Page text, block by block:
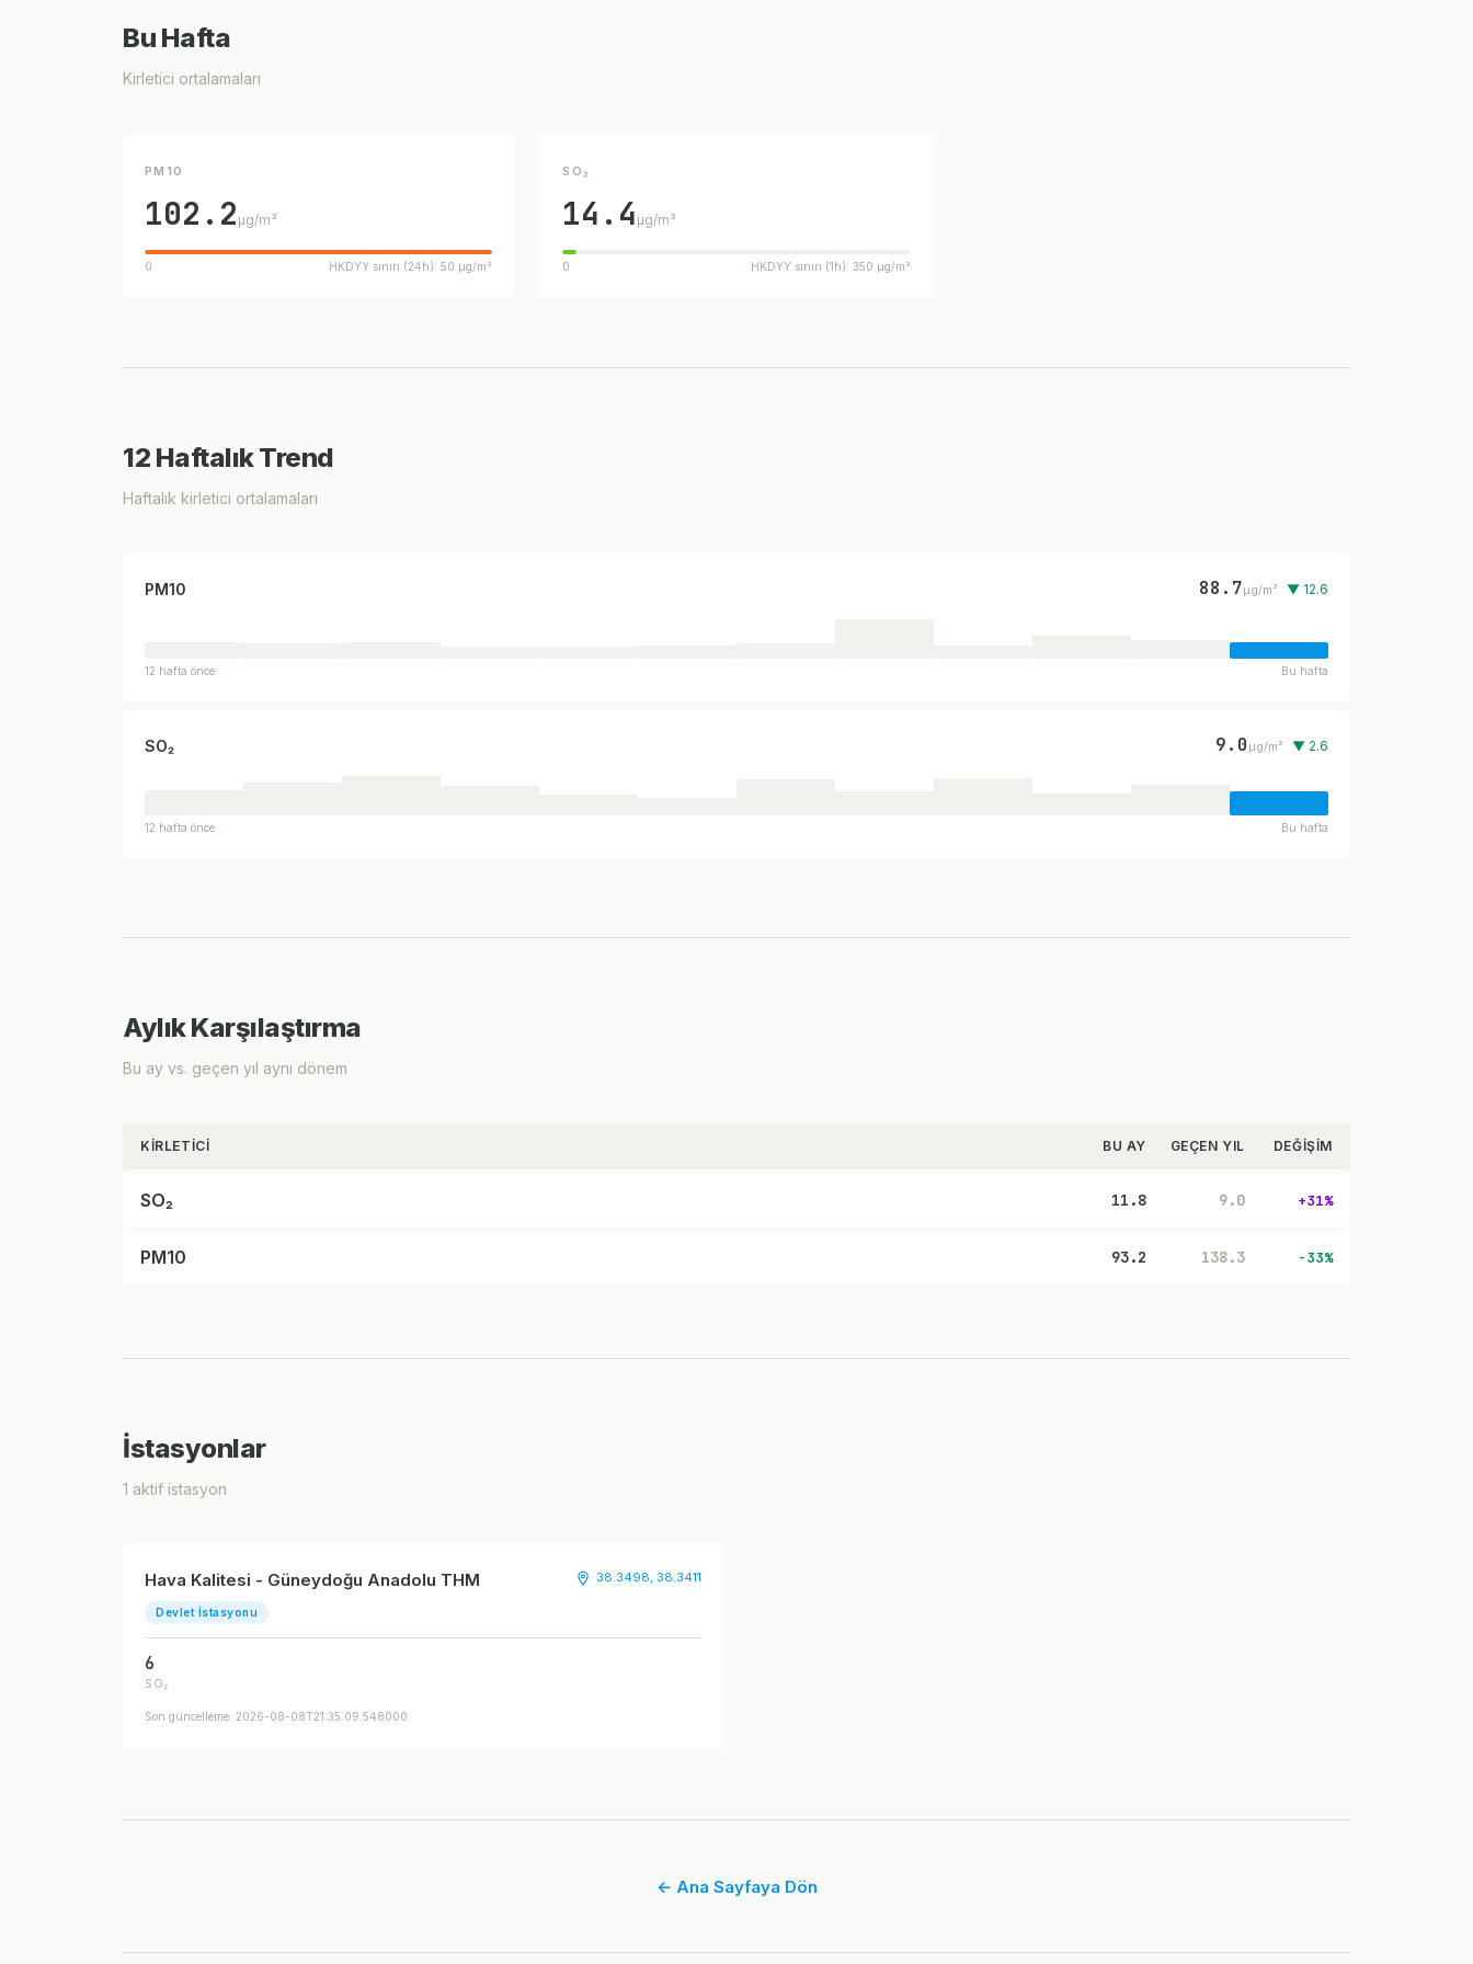
Bu Hafta
Kirletici ortalamaları
PM10
102.2 µg/m³
0 HKDYY sınırı (24h): 50 µg/m³
SO₂
14.4 µg/m³
0 HKDYY sınırı (1h): 350 µg/m³
12 Haftalık Trend
Haftalık kirletici ortalamaları
PM10 88.7µg/m³ ▼ 12.6
12 hafta önce Bu hafta
SO₂ 9.0 µg/m³ ▼ 2.6
12 hafta önce Bu hafta
Aylık Karşılaştırma
Bu ay vs. geçen yıl aynı dönem
KIRLETICI BU AY GEÇEN YIL DEĞIŞIM
SO₂ 11.8 9.0 +31%
PM10 93.2 138.3 -33%
İstasyonlar
1 aktif istasyon
Hava Kalitesi - Güneydoğu Anadolu THM
Devlet İstasyonu
38.3498, 38.3411
6
SO₂
Son güncelleme: 2026-08-08T21:35:09.548000
← Ana Sayfaya Dön